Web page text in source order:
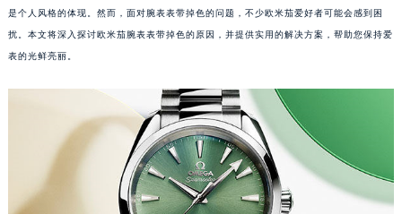
是个人风格的体现。然而，面对腕表表带掉色的问题，不少欧米茄爱好者可能会感到困
扰。本文将深入探讨欧米茄腕表表带掉色的原因，并提供实用的解决方案，帮助您保持爱
表的光鲜亮丽。